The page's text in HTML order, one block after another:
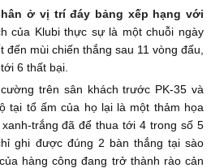
ở vị trí đáy bảng xếp hạng với
của Klubi thực sự là một chuỗi ngày
mùi chiến thắng sau 11 vòng đấu,
6 thất bại.
trên sân khách trước PK-35 và
tại tổ ấm của họ lại là một thảm họa
trắng đã để thua tới 4 trong số 5
ghi được đúng 2 bàn thắng tại sào
hàng công đang trở thành rào cản